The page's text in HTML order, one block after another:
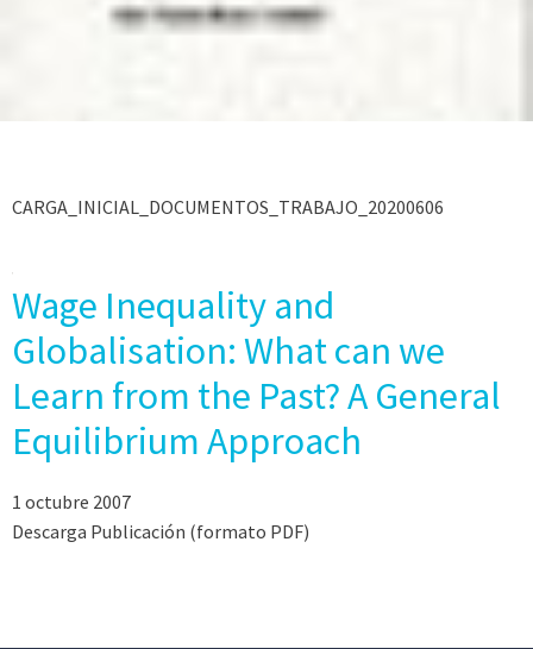
CARGA_INICIAL_DOCUMENTOS_TRABAJO_20200606
Wage Inequality and
Globalisation: What can we
Learn from the Past? A General
Equilibrium Approach
1 octubre 2007
Descarga Publicación (formato PDF)